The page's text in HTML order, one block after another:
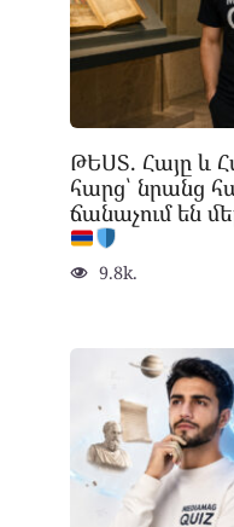
ԹԵՍՏ. Հայը և
հարց՝ նրանց
ճանաչում են
9.8k.